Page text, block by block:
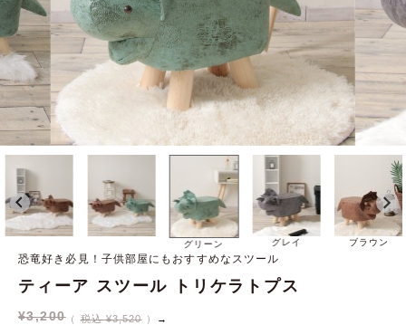
グリーン グレイ ブラウン
恐竜好き必見！子供部屋にもおすすめなスツール
ティーア スツール トリケラトプス
¥3,200 税込 ¥3,520 →